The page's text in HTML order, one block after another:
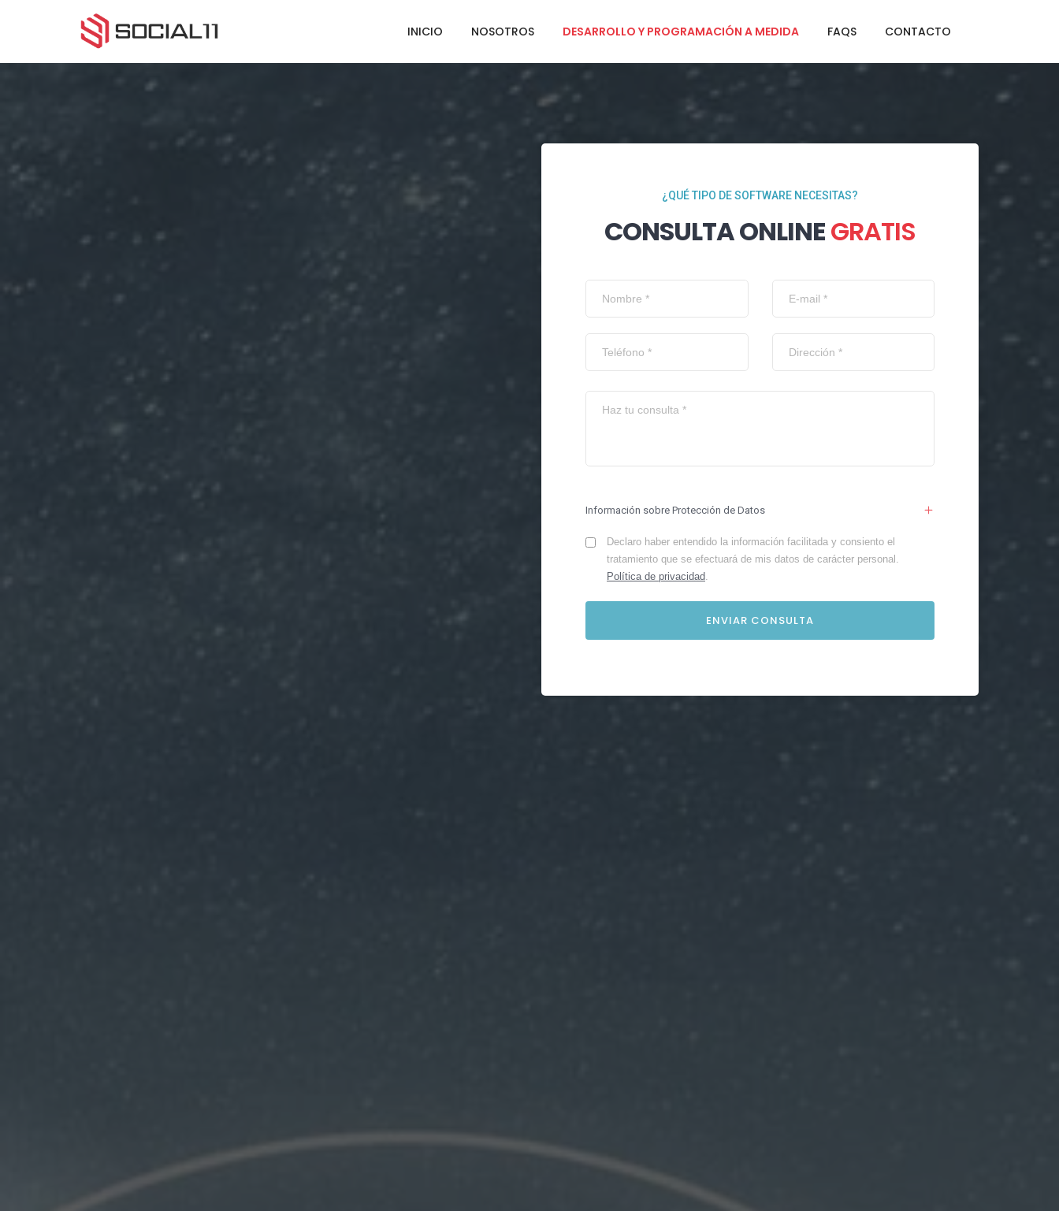
INICIO NOSOTROS DESARROLLO Y PROGRAMACIÓN A MEDIDA FAQS CONTACTO
¿QUÉ TIPO DE SOFTWARE NECESITAS?
CONSULTA ONLINEGRATIS
Información sobre Protección de Datos
Declaro haber entendido la información facilitada y consiento el
tratamiento que se efectuará de mis datos de carácter personal.
Política de privacidad.